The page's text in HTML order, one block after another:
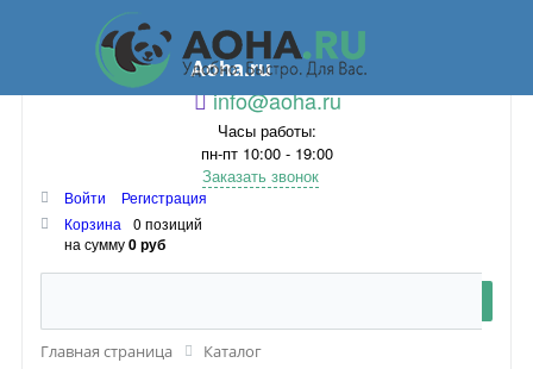
Aoha.ru
info@aoha.ru
Часы работы:
пн-пт 10:00 - 19:00
Заказать звонок
Войти
Регистрация
Корзина
0 позиций
на сумму0 руб
Главная страница
Каталог